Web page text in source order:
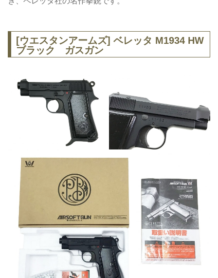
[ウエスタンアームズ] ベレッタ M1934 HW
ブラック ガスガン